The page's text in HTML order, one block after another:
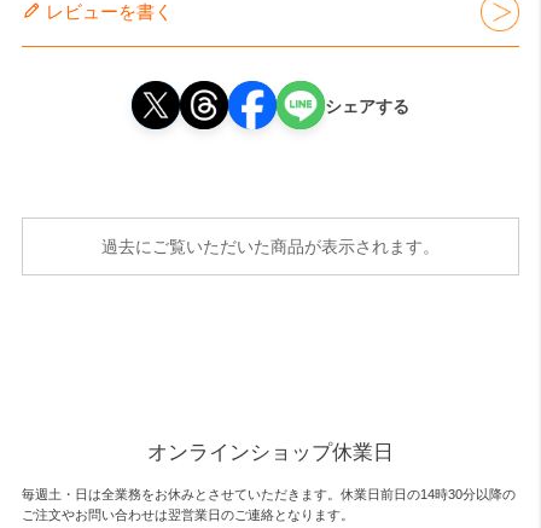
レビューを書く
シェアする
過去にご覧いただいた商品が表示されます。
オンラインショップ休業日
毎週土・日は全業務をお休みとさせていただきます。休業日前日の14時30分以降の
ご注文やお問い合わせは翌営業日のご連絡となります。